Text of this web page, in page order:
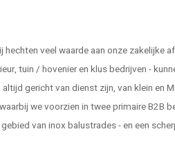
hechten veel waarde aan onze zakelijke
tuin / hovenier en klus bedrijven -
gericht van dienst zijn, van klein en
we voorzien in twee primaire B2B
van inox balustrades - en een